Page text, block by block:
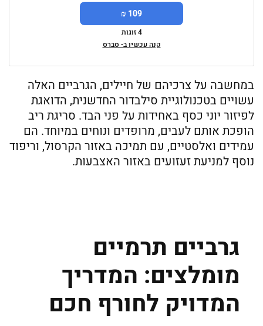
109 ₪
4 זוגות
קנה עכשיו ב- סברס
במחשבה על צרכיהם של חיילים, הגרביים האלה
עשויים בטכנולוגיית סילבדור החדשנית, הדואגת
לפיזור יוני כסף באחידות על פני הבד. סריגת ריב
הופכת אותם לעבים, מרופדים ונוחים במיוחד. הם
עמידים ואלסטיים, עם תמיכה באזור הקרסול, וריפוד
נוסף למניעת זעזועים באזור האצבעות.
גרביים תרמיים
מומלצים: המדריך
המדויק לחורף חכם